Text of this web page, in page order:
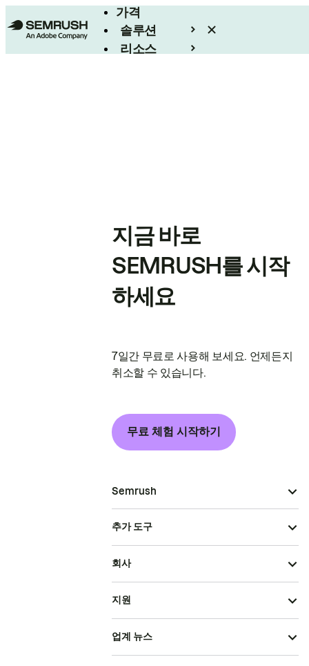
가격
솔루션
리소스
지금 바로
SEMRUSH를 시작
하세요
7일간 무료로 사용해 보세요. 언제든지
취소할 수 있습니다.
무료 체험 시작하기
Semrush
추가 도구
회사
지원
업계 뉴스